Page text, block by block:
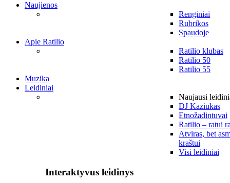
Naujienos
Renginiai
Rubrikos
Spaudoje
Apie Ratilio
Ratilio klubas
Ratilio 50
Ratilio 55
Muzika
Leidiniai
Naujausi
DJ Kaziukas
Etnožadintuvai
Ratilio – ratui
Atviras, bet
kraštui
Visi leidiniai
Interaktyvus leidinys